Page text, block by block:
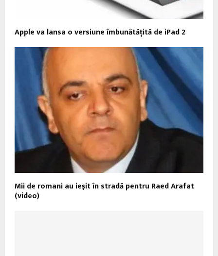
Apple va lansa o versiune îmbunătăţită de iPad 2
Mii de romani au ieşit în stradă pentru Raed Arafat
(video)